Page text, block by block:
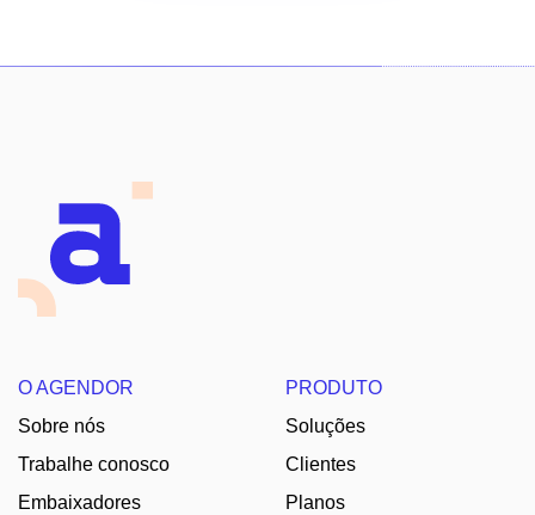
O AGENDOR
Sobre nós
Trabalhe conosco
Embaixadores
PRODUTO
Soluções
Clientes
Planos